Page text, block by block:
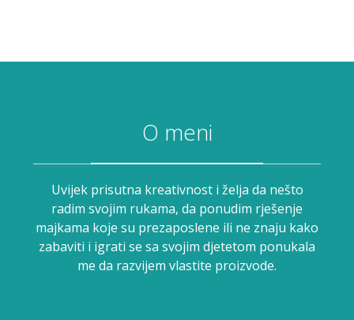
O meni
Uvijek prisutna kreativnost i želja da nešto
radim svojim rukama, da ponudim rješenje
majkama koje su prezaposlene ili ne znaju kako
zabaviti i igrati se sa svojim djetetom ponukala
me da razvijem vlastite proizvode.